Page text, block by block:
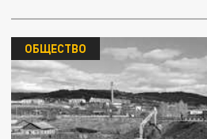
ОБЩЕСТВО